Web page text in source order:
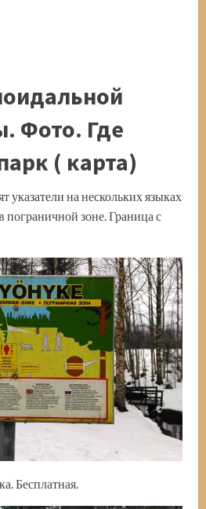
Фото. Где
( карта)
указатели на нескольких языках
пограничной зоне. Граница с
Бесплатная.